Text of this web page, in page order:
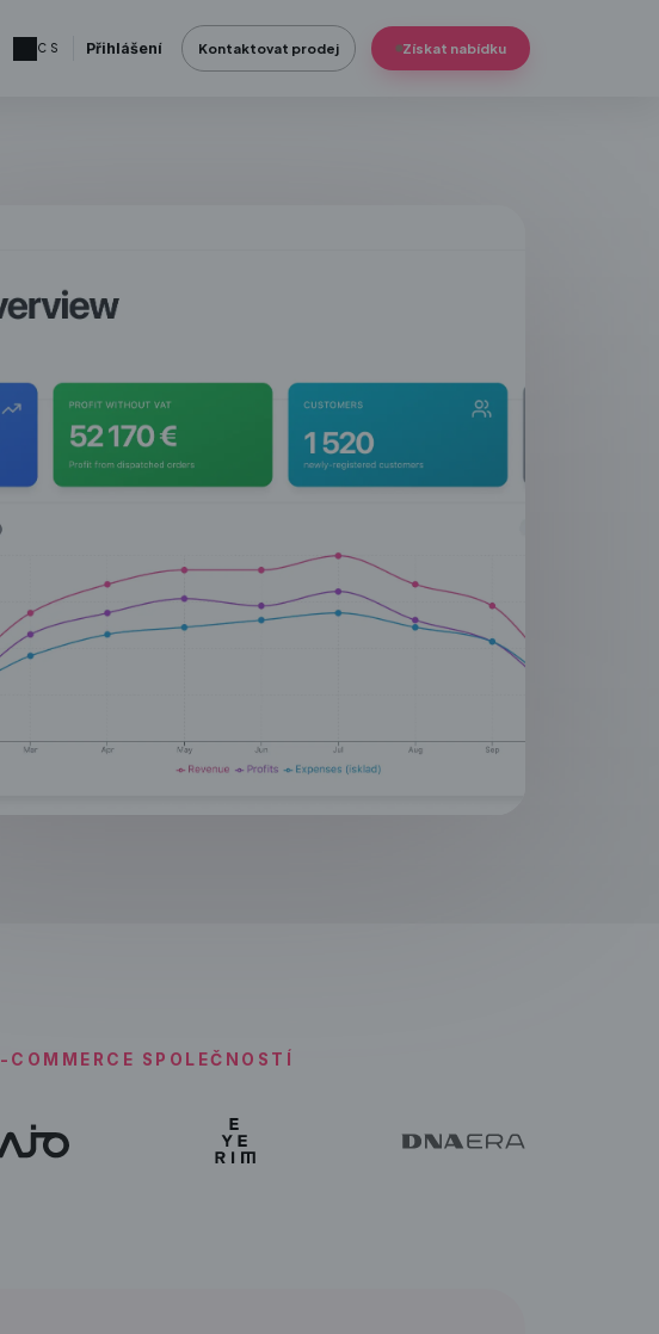
CS Přihlášení Kontaktovat prodej Získat nabídku
SPOLEČNOSTÍ